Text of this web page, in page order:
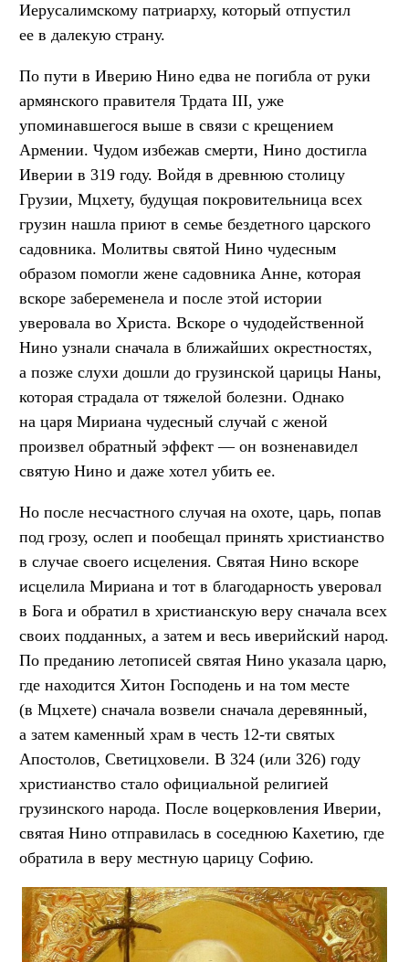
Иерусалимскому патриарху, который отпустил
ее в далекую страну.
По пути в Иверию Нино едва не погибла от руки
армянского правителя Трдата III, уже
упоминавшегося выше в связи с крещением
Армении. Чудом избежав смерти, Нино достигла
Иверии в 319 году. Войдя в древнюю столицу
Грузии, Мцхету, будущая покровительница всех
грузин нашла приют в семье бездетного царского
садовника. Молитвы святой Нино чудесным
образом помогли жене садовника Анне, которая
вскоре забеременела и после этой истории
уверовала во Христа. Вскоре о чудодейственной
Нино узнали сначала в ближайших окрестностях,
а позже слухи дошли до грузинской царицы Наны,
которая страдала от тяжелой болезни. Однако
на царя Мириана чудесный случай с женой
произвел обратный эффект — он возненавидел
святую Нино и даже хотел убить ее.
Но после несчастного случая на охоте, царь, попав
под грозу, ослеп и пообещал принять христианство
в случае своего исцеления. Святая Нино вскоре
исцелила Мириана и тот в благодарность уверовал
в Бога и обратил в христианскую веру сначала всех
своих подданных, а затем и весь иверийский народ.
По преданию летописей святая Нино указала царю,
где находится Хитон Господень и на том месте
(в Мцхете) сначала возвели сначала деревянный,
а затем каменный храм в честь 12-ти святых
Апостолов, Светицховели. В 324 (или 326) году
христианство стало официальной религией
грузинского народа. После воцерковления Иверии,
святая Нино отправилась в соседнюю Кахетию, где
обратила в веру местную царицу Софию.